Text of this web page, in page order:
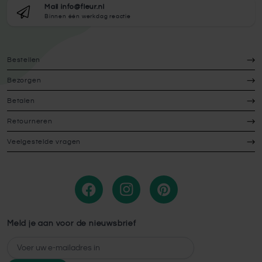
Mail info@fleur.nl
Binnen één werkdag reactie
Bestellen
Bezorgen
Betalen
Retourneren
Veelgestelde vragen
Meld je aan voor de nieuwsbrief
E-mailadres